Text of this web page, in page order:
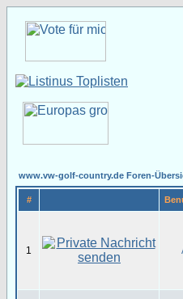
www.vw-golf-country.de Foren-
#
1